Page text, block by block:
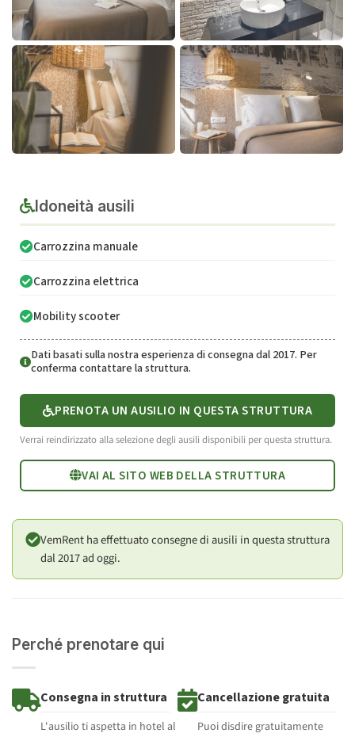
Idoneità ausili
Carrozzina manuale
Carrozzina elettrica
Mobility scooter
Dati basati sulla nostra esperienza di consegna dal 2017. Per
conferma contattare la struttura.
PRENOTA UN AUSILIO IN QUESTA STRUTTURA
Verrai reindirizzato alla selezione degli ausili disponibili per questa struttura.
VAI AL SITO WEB DELLA STRUTTURA
VemRent ha effettuato consegne di ausili in questa struttura
dal 2017 ad oggi.
Perché prenotare qui
Consegna in struttura
L'ausilio ti aspetta in hotel al
Cancellazione gratuita
Puoi disdire gratuitamente